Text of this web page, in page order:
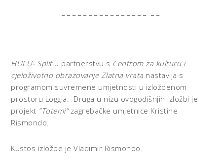
HULU- Splitu partnerstvu s Centrom za kulturu i
cjeloživotno obrazovanje Zlatna vratanastavlja s
programom suvremene umjetnosti u izložbenom
prostoru Loggia. Druga u nizu ovogodišnjih izložbi je
projekt ”Totemi”zagrebačke umjetnice Kristine
Rismondo.
Kustos izložbe je Vladimir Rismondo.